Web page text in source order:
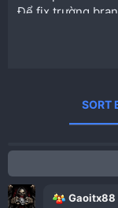
Để fix trường
WooCommerce
(description
nhưng có đầy đủ
SORT
Gaoitx88